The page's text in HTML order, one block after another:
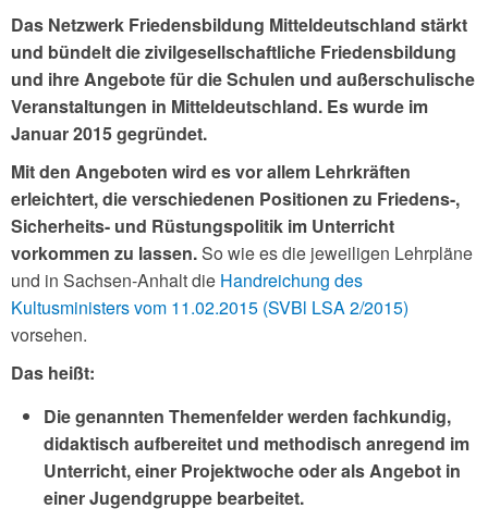
Das Netzwerk Friedensbildung Mitteldeutschland stärkt
und bündelt die zivilgesellschaftliche Friedensbildung
und ihre Angebote für die Schulen und außerschulische
Veranstaltungen in Mitteldeutschland. Es wurde im
Januar 2015 gegründet.
Mit den Angeboten wird es vor allem Lehrkräften
erleichtert, die verschiedenen Positionen zu Friedens-,
Sicherheits- und Rüstungspolitik im Unterricht
vorkommen zu lassen.So wie es die jeweiligen Lehrpläne
und in Sachsen-Anhalt die Handreichung des
Kultusministers vom 11.02.2015 (SVBl LSA 2/2015)
vorsehen.
Das heißt:
Die genannten Themenfelder werden fachkundig,
didaktisch aufbereitet und methodisch anregend im
Unterricht, einer Projektwoche oder als Angebot in
einer Jugendgruppe bearbeitet.